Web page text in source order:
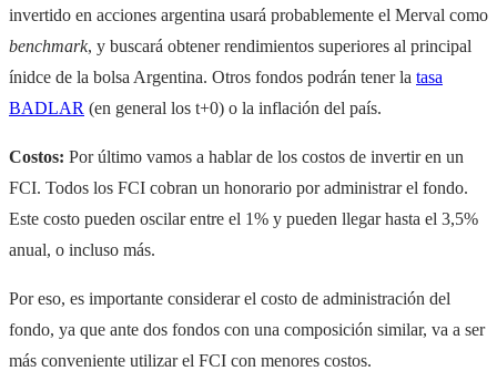
invertido en acciones argentina usará probablemente el Merval como
benchmark, y buscará obtener rendimientos superiores al principal
ínidce de la bolsa Argentina. Otros fondos podrán tener la tasa
BADLAR (en general los t+0) o la inflación del país.
Costos: Por último vamos a hablar de los costos de invertir en un
FCI. Todos los FCI cobran un honorario por administrar el fondo.
Este costo pueden oscilar entre el 1% y pueden llegar hasta el 3,5%
anual, o incluso más.
Por eso, es importante considerar el costo de administración del
fondo, ya que ante dos fondos con una composición similar, va a ser
más conveniente utilizar el FCI con menores costos.